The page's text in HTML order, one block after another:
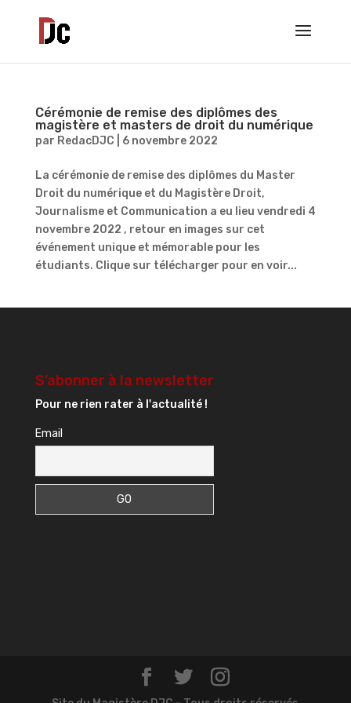
Cérémonie de remise des diplômes des
magistère et masters de droit du numérique
par RedacDJC 6 novembre 2022
La cérémonie de remise des diplômes du Master
Droit du numérique et du Magistère Droit,
Journalisme et Communication a eu lieu vendredi 4
novembre 2022 , retour en images sur cet
événement unique et mémorable pour les
étudiants. Clique sur télécharger pour en voir...
S’abonner à la newsletter
Pour ne rien rater à l'actualité !
Email